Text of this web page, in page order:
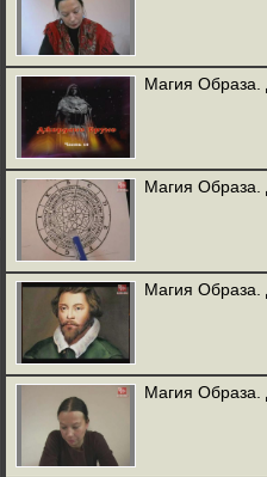
Магия Образа.
Магия Образа.
Магия Образа.
Магия Образа.